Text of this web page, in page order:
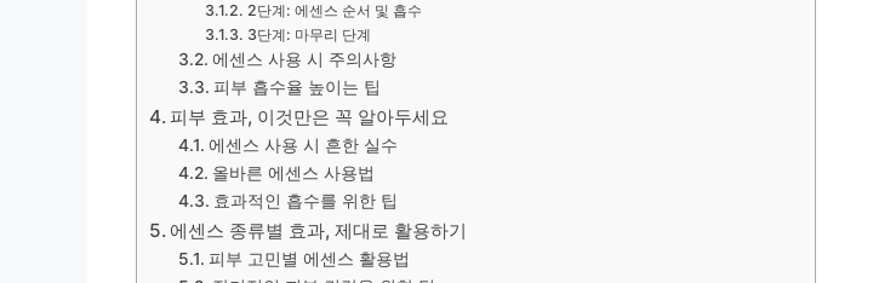
2단계: 에센스 순서 및 흡수
3단계: 마무리 단계
에센스 사용 시 주의사항
피부 흡수율 높이는 팁
피부 효과, 이것만은 꼭 알아두세요
에센스 사용 시 흔한 실수
올바른 에센스 사용법
효과적인 흡수를 위한 팁
에센스 종류별 효과, 제대로 활용하기
피부 고민별 에센스 활용법